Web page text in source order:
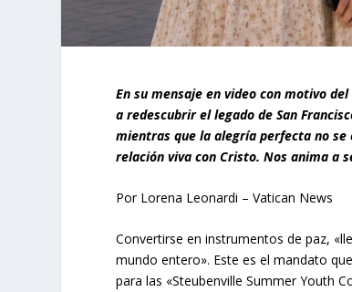
En su mensaje en video con motivo
a redescubrir el legado de San
mientras que la alegría perfecta no
relación viva con Cristo. Nos anima a
Por Lorena Leonardi – Vatican News
Convertirse en instrumentos de paz,
mundo entero». Este es el mandato
para las «Steubenville Summer Youth